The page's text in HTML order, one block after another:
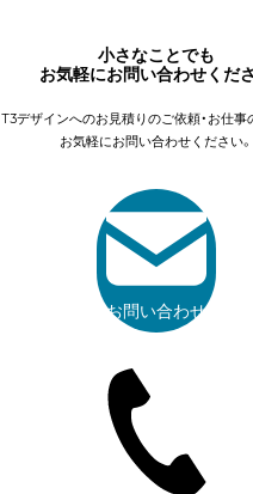
小さなことでも
お気軽にお問い合わせくだ
T3デザインへのお見積りのご依頼・お仕事
お気軽にお問い合わせください。
お問い合わせ